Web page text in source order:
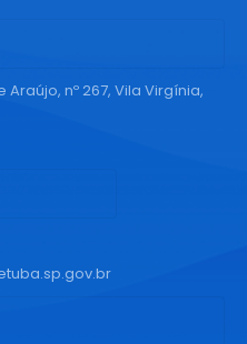
nº 267, Vila Virgínia,